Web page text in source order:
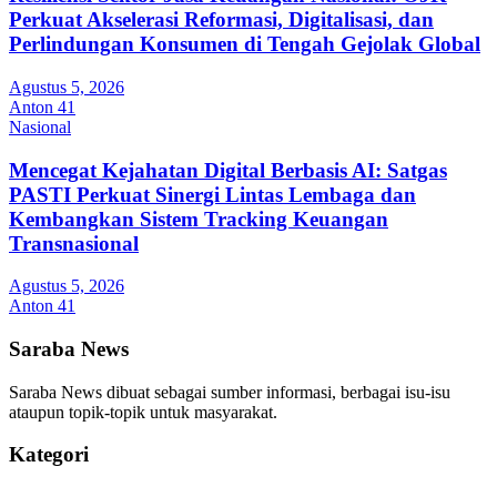
Perkuat Akselerasi Reformasi, Digitalisasi, dan
Perlindungan Konsumen di Tengah Gejolak Global
Agustus 5, 2026
Anton 41
Nasional
Mencegat Kejahatan Digital Berbasis AI: Satgas
PASTI Perkuat Sinergi Lintas Lembaga dan
Kembangkan Sistem Tracking Keuangan
Transnasional
Agustus 5, 2026
Anton 41
Saraba News
Saraba News dibuat sebagai sumber informasi, berbagai isu-isu
ataupun topik-topik untuk masyarakat.
Kategori